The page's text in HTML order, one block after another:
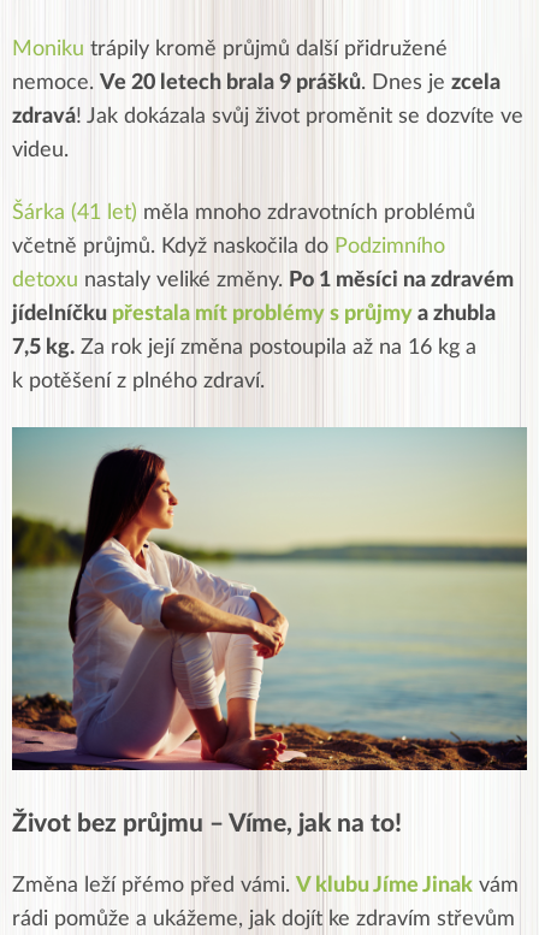
Moniku trápily kromě průjmů další přidružené
nemoce. Ve 20 letech brala 9 prášků. Dnes je zcela
zdravá! Jak dokázala svůj život proměnit se dozvíte ve
videu.
Šárka (41 let) měla mnoho zdravotních problémů
včetně průjmů. Když naskočila do Podzimního
detoxu nastaly veliké změny. Po 1 měsíci na zdravém
jídelníčku přestala mít problémy s průjmy a zhubla
7,5 kg. Za rok její změna postoupila až na 16 kg a
k potěšení z plného zdraví.
Život bez průjmu – Víme, jak na to!
Změna leží přémo před vámi. V klubu Jíme Jinak vám
rádi pomůže a ukážeme, jak dojít ke zdravím střevům